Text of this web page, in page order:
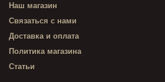
Наш магазин
Связаться с нами
Доставка и оплата
Политика магазина
Статьи